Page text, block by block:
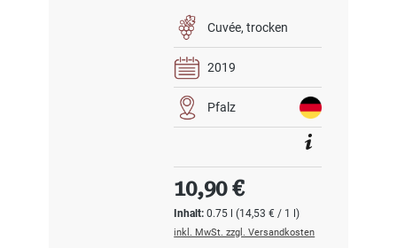
Cuvée trocken
2019
Pfalz
Inhalt:0.75 l(14,53 € / 1 l)
Regulärer Preis:
10,90 €
inkl. MwSt. zzgl. Versandkosten